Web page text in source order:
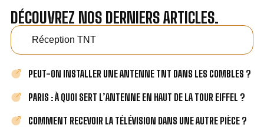
DÉCOUVREZ NOS DERNIERS ARTICLES.
Réception TNT
PEUT-ON INSTALLER UNE ANTENNE TNT DANS LES COMBLES ?
PARIS : À QUOI SERT L’ANTENNE EN HAUT DE LA TOUR EIFFEL ?
COMMENT RECEVOIR LA TÉLÉVISION DANS UNE AUTRE PIÈCE ?